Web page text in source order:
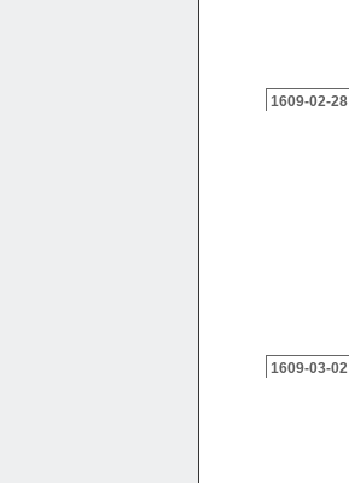
1609-02-28
1609-03-02